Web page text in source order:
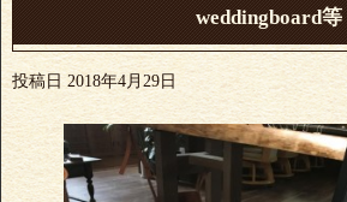
weddingboard等
投稿日 2018年4月29日